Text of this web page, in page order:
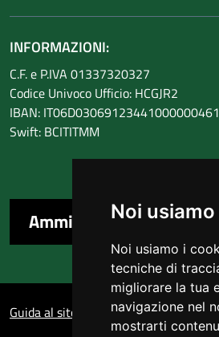
Noi
Noi usiamo i
tecniche di
migliorare la tua
navigazione nel
mostrarti
INFORMAZIONI:
C.F. e P.IVA 01337320327
Codice Univoco Ufficio: HCGJR2
IBAN:
Swift: BCITITMM
Amministrazione
Guida al sito